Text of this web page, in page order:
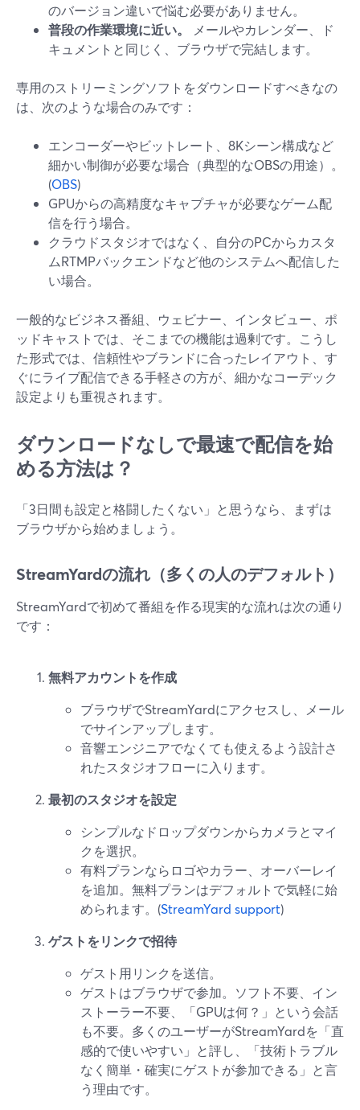
のバージョン違いで悩む必要がありません。
普段の作業環境に近い。
メールやカレンダー、ド
キュメントと同じく、ブラウザで完結します。
専用のストリーミングソフトをダウンロードすべきなの
は、次のような場合のみです：
エンコーダーやビットレート、8Kシーン構成など
細かい制御が必要な場合（典型的なOBSの用途）。
(OBS)
GPUからの高精度なキャプチャが必要なゲーム配
信を行う場合。
クラウドスタジオではなく、自分のPCからカスタ
ムRTMPバックエンドなど他のシステムへ配信した
い場合。
一般的なビジネス番組、ウェビナー、インタビュー、ポ
ッドキャストでは、そこまでの機能は過剰です。こうし
た形式では、信頼性やブランドに合ったレイアウト、す
ぐにライブ配信できる手軽さの方が、細かなコーデック
設定よりも重視されます。
ダウンロードなしで最速で配信を始
める方法は？
「3日間も設定と格闘したくない」と思うなら、まずは
ブラウザから始めましょう。
StreamYardの流れ（多くの人のデフォルト）
StreamYardで初めて番組を作る現実的な流れは次の通り
です：
無料アカウントを作成
ブラウザでStreamYardにアクセスし、メール
でサインアップします。
音響エンジニアでなくても使えるよう設計さ
れたスタジオフローに入ります。
最初のスタジオを設定
シンプルなドロップダウンからカメラとマイ
クを選択。
有料プランならロゴやカラー、オーバーレイ
を追加。無料プランはデフォルトで気軽に始
められます。(StreamYard support)
ゲストをリンクで招待
ゲスト用リンクを送信。
ゲストはブラウザで参加。ソフト不要、イン
ストーラー不要、「GPUは何？」という会話
も不要。多くのユーザーがStreamYardを「直
感的で使いやすい」と評し、「技術トラブル
なく簡単・確実にゲストが参加できる」と言
う理由です。